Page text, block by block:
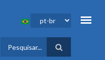
FORMULÁRIO